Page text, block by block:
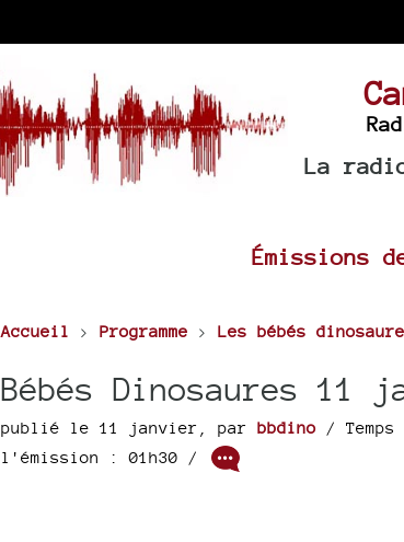
La
Émissions
Accueil > Programme > Les bébés
Bébés Dinosaures 11
publié le 11 janvier par bbdino/ Temps
l'émission : 01h30 /